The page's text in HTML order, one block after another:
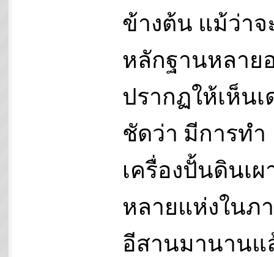
ข้างต้น แม้ว่าจ
หลักฐานหลาย
ปรากฏให้เห็นเ
ชัดว่า มีการทำ
เครื่องปั้นดินเผ
หลายแห่งในภ
อีสานมานานแ